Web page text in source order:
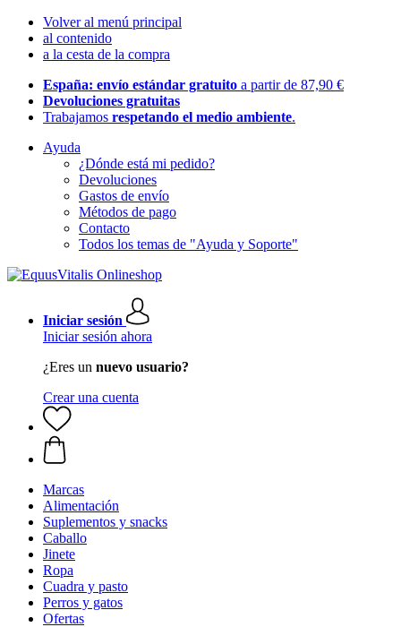
Volver al menú principal
al contenido
a la cesta de la compra
España: envío estándar gratuito a partir de 87,90 €
Devoluciones gratuitas
Trabajamos respetando el medio ambiente.
Ayuda
¿Dónde está mi pedido?
Devoluciones
Gastos de envío
Métodos de pago
Contacto
Todos los temas de "Ayuda y Soporte"
Iniciar sesión
Iniciar sesión ahora
¿Eres un nuevo usuario?
Crear una cuenta
Marcas
Alimentación
Suplementos y snacks
Caballo
Jinete
Ropa
Cuadra y pasto
Perros y gatos
Ofertas